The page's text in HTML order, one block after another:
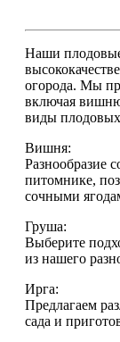
Наши
огорода. Мы
включая
виды плодовых
Вишня:
Разнообразие
питомнике,
сочными
Груша:
Выберите
из нашего
Ирга:
Предлагаем
сада и